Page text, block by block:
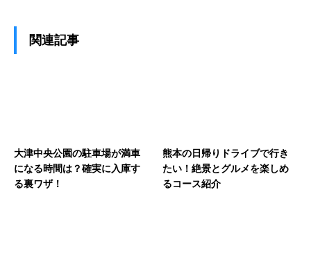
関連記事
大津中央公園の駐車場が満車
になる時間は？確実に入庫す
る裏ワザ！
熊本の日帰りドライブで行き
たい！絶景とグルメを楽しめ
るコース紹介